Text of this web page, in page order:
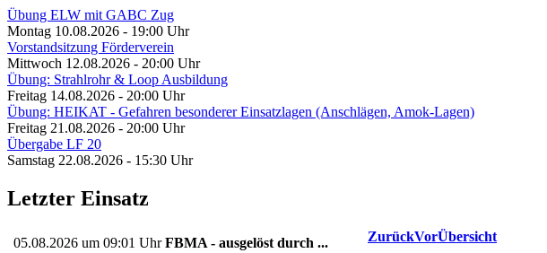
Übung ELW mit GABC Zug
Montag 10.08.2026 - 19:00 Uhr
Vorstandsitzung Förderverein
Mittwoch 12.08.2026 - 20:00 Uhr
Übung: Strahlrohr & Loop Ausbildung
Freitag 14.08.2026 - 20:00 Uhr
Übung: HEIKAT - Gefahren besonderer Einsatzlagen (Anschlägen, Amok-Lagen)
Freitag 21.08.2026 - 20:00 Uhr
Übergabe LF 20
Samstag 22.08.2026 - 15:30 Uhr
Letzter Einsatz
05.08.2026 um 09:01 UhrFBMA - ausgelöst durch ...
ZurückVorÜbersicht